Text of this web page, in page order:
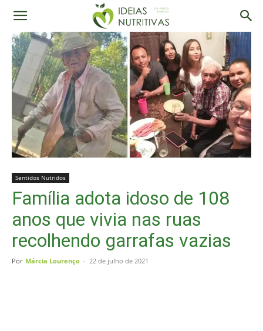
Sentidos Nutridos
Família adota idoso de 108
anos que vivia nas ruas
recolhendo garrafas vazias
Por Márcia Lourenço - 22 de julho de 2021